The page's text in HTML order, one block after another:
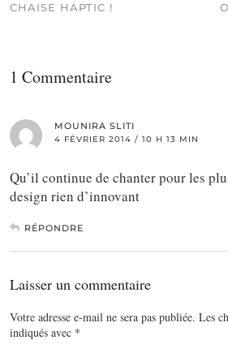
CHAISE HAPTIC !
1 Commentaire
MOUNIRA SLITI
4 FÉVRIER 2014 / 10 H 13 MIN
Qu’il continue de chanter pour les
design rien d’innovant
RÉPONDRE
Laisser un commentaire
Votre adresse e-mail ne sera pas publiée. Les
indiqués avec *